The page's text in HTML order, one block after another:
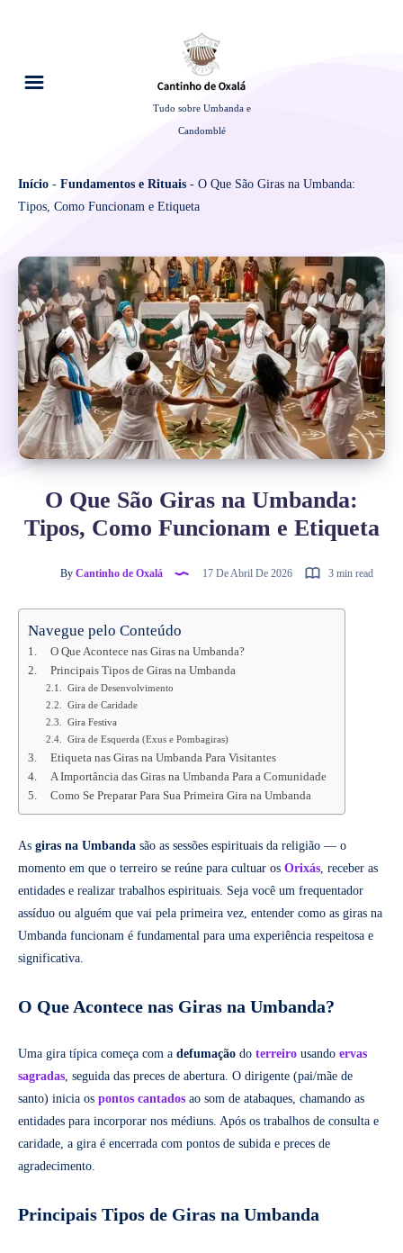
Tudo sobre Umbanda e
Candomblé
Início - Fundamentos e Rituais - O Que São Giras na Umbanda:
Tipos, Como Funcionam e Etiqueta
O Que São Giras na Umbanda:
Tipos, Como Funcionam e Etiqueta
ByCantinho de Oxalá 17 De Abril De 2026 3 min read
Navegue pelo Conteúdo
O Que Acontece nas Giras na Umbanda?
Principais Tipos de Giras na Umbanda
Gira de Desenvolvimento
Gira de Caridade
Gira Festiva
Gira de Esquerda (Exus e Pombagiras)
Etiqueta nas Giras na Umbanda Para Visitantes
A Importância das Giras na Umbanda Para a Comunidade
Como Se Preparar Para Sua Primeira Gira na Umbanda
As giras na Umbanda são as sessões espirituais da religião — o
momento em que o terreiro se reúne para cultuar os Orixás, receber as
entidades e realizar trabalhos espirituais. Seja você um frequentador
assíduo ou alguém que vai pela primeira vez, entender como as giras na
Umbanda funcionam é fundamental para uma experiência respeitosa e
significativa.
O Que Acontece nas Giras na Umbanda?
Uma gira típica começa com a defumação do terreiro usando ervas
sagradas , seguida das preces de abertura. O dirigente (pai/mãe de
santo) inicia os pontos cantados ao som de atabaques, chamando as
entidades para incorporar nos médiuns. Após os trabalhos de consulta e
caridade, a gira é encerrada com pontos de subida e preces de
agradecimento.
Principais Tipos de Giras na Umbanda